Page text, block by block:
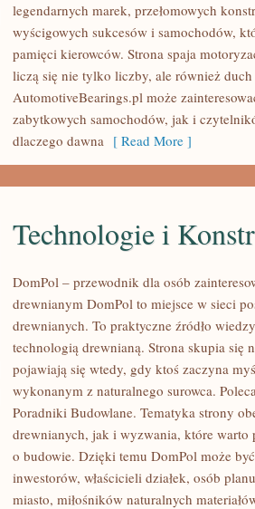
KLASYKI
WSZECH
CZASÓW
legendarnych marek, przełomowych
wyścigowych sukcesów i samochodów,
pamięci kierowców. Strona spaja
liczą się nie tylko liczby, ale również duch
AutomotiveBearings.pl może
zabytkowych samochodów, jak i
dlaczego dawna [ Read More ]
TECHNOLOGIE
KONSTRUKCJE
Technologie i
DomPol – przewodnik dla osób
drewnianym DomPol to miejsce w sieci
drewnianych. To praktyczne źródło
technologią drewnianą. Strona skupia się
pojawiają się wtedy, gdy ktoś zaczyna
wykonanym z naturalnego surowca.
Poradniki Budowlane. Tematyka strony
drewnianych, jak i wyzwania, które warto
o budowie. Dzięki temu DomPol może
inwestorów, właścicieli działek, osób
miasto, miłośników naturalnych